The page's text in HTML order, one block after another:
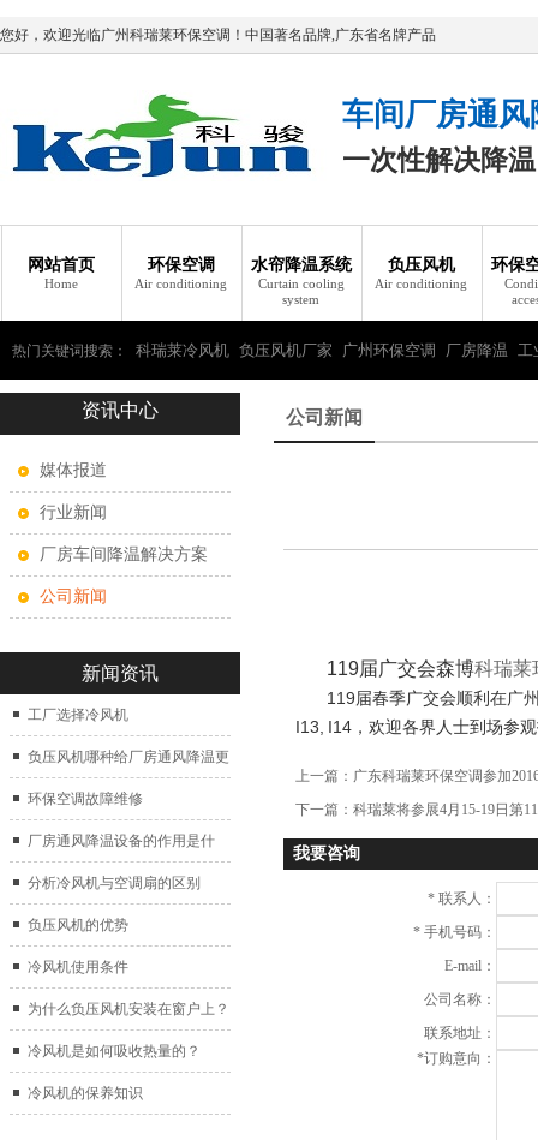
您好，欢迎光临广州科瑞莱环保空调！中国著名品牌,广东省名牌产品
车间厂房通
一次性解决降
网站首页
Home
环保空调
Air conditioning
水帘降温系统
Curtain cooling
system
负压风机
Air conditioning
环保
热门关键词搜索： 科瑞莱冷风机 负压风机厂家 广州环保空调 厂房降温 工
瑞莱环保空调资讯中心
媒体报道
行业新闻
厂房车间降温解决方案
公司新闻
新闻资讯
工厂选择冷风机
负压风机哪种给厂房通风降温更
好？
环保空调故障维修
厂房通风降温设备的作用是什
么？
分析冷风机与空调扇的区别
负压风机的优势
冷风机使用条件
为什么负压风机安装在窗户上？
冷风机是如何吸收热量的？
冷风机的保养知识
公司新闻
119届广交会森博科瑞莱
119届春季广交会顺利在广
I13, I14，欢迎各界人士到场参
上一篇： 广东科瑞莱环保空调参加
下一篇： 科瑞莱将参展4月15-19日第
我要咨询
* 联系人：
* 手机号码：
E-mail：
公司名称：
联系地址：
*订购意向：